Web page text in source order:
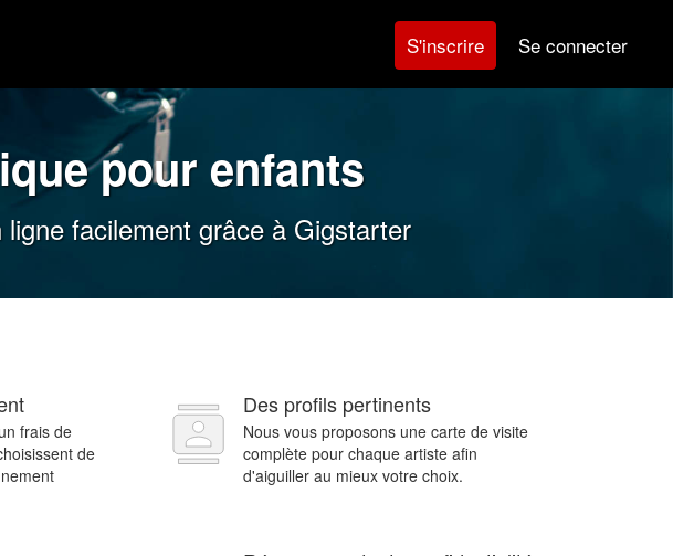
S'inscrire Se connecter
pour enfants
facilement grâce à Gigstarter
frais de
de
Des profils pertinents
Nous vous proposons une carte de visite
complète pour chaque artiste afin
d'aiguiller au mieux votre choix.